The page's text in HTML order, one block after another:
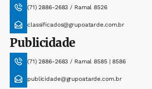
(71) 2886-2683 / Ramal 8526
classificados@grupoatarde.com.br
Publicidade
(71) 2886-2683 / Ramal 8585 | 8586
publicidade@grupoatarde.com.br